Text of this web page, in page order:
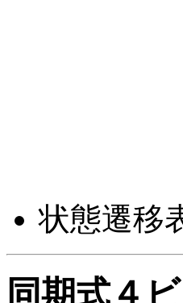
状態遷移
同期式４